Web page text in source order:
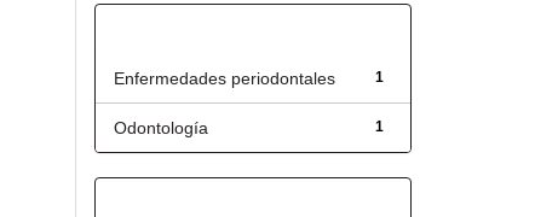
1
Enfermedades periodontales
1
Odontología